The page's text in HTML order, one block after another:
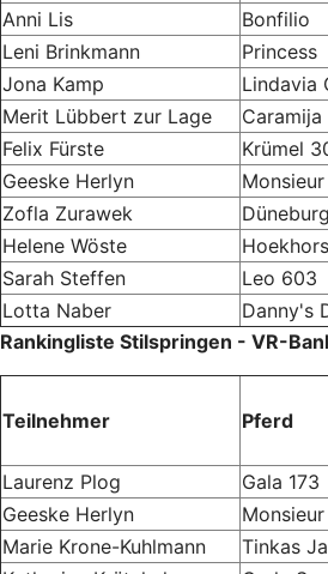
Anni Lis
Bonfilio
Leni Brinkmann
Princess
Jona Kamp
Lindavia
Merit Lübbert zur Lage
Caramija
Felix Fürste
Krümel
Geeske Herlyn
Zofla Zurawek
Helene Wöste
Sarah Steffen
Leo 603
Lotta Naber
Danny's
Rankingliste Stilspringen - VR-
Teilnehmer Pferd
Laurenz Plog Gala 173
Geeske Herlyn
Marie Krone-Kuhlmann
Tinkas